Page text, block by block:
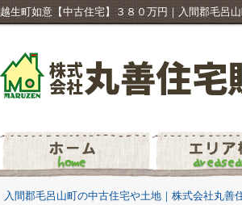
越生町如意【中古住宅】３８０万円｜入間郡毛呂
入間郡毛呂山町の中古住宅や土地｜株式会社丸善